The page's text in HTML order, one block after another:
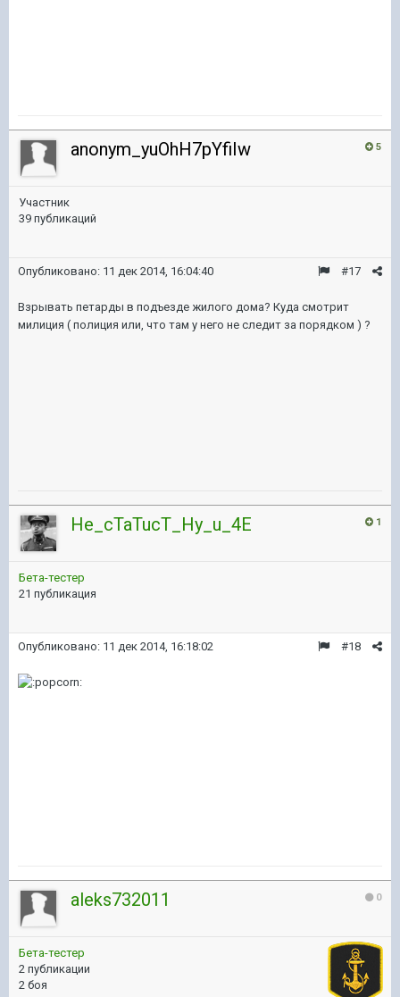
5
anonym_yuOhH7pYfiIw
Участник
39 публикаций
#17
Опубликовано: 11 дек 2014, 16:04:40
Взрывать петарды в подъезде жилого дома? Куда смотрит
милиция ( полиция или, что там у него не следит за порядком ) ?
1
He_cTaTucT_Hy_u_4E
Бета-тестер
21 публикация
#18
Опубликовано: 11 дек 2014, 16:18:02
0
aleks732011
Бета-тестер
2 публикации
2 боя